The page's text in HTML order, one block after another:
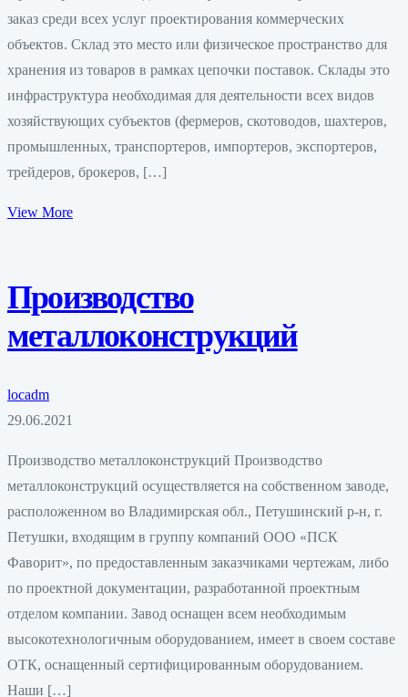
заказ среди всех услуг проектирования коммерческих
объектов. Склад это место или физическое пространство для
хранения из товаров в рамках цепочки поставок. Склады это
инфраструктура необходимая для деятельности всех видов
хозяйствующих субъектов (фермеров, скотоводов, шахтеров,
промышленных, транспортеров, импортеров, экспортеров,
трейдеров, брокеров, […]
View More
Производство
металлоконструкций
locadm
29.06.2021
Производство металлоконструкций Производство
металлоконструкций осуществляется на собственном заводе,
расположенном во Владимирская обл., Петушинский р-н, г.
Петушки, входящим в группу компаний ООО «ПСК
Фаворит», по предоставленным заказчиками чертежам, либо
по проектной документации, разработанной проектным
отделом компании. Завод оснащен всем необходимым
высокотехнологичным оборудованием, имеет в своем составе
ОТК, оснащенный сертифицированным оборудованием.
Наши […]